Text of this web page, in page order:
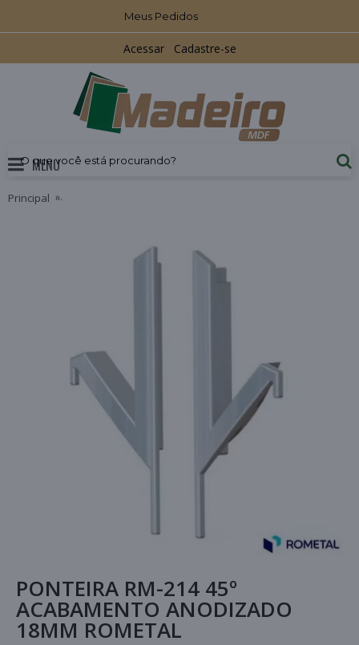
Meus Pedidos
Acessar Cadastre-se
MENU
Principal
PONTEIRA RM-214 45º
ACABAMENTO ANODIZADO
18MM ROMETAL